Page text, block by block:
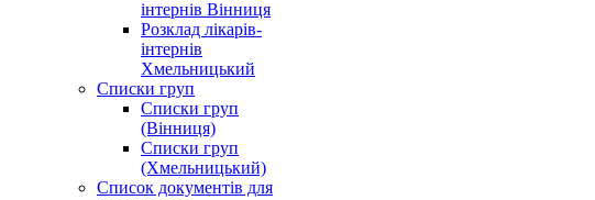
інтернів Вінниця
Розклад лікарів-
інтернів
Хмельницький
Списки груп
Списки груп
(Вінниця)
Списки груп
(Хмельницький)
Список документів для